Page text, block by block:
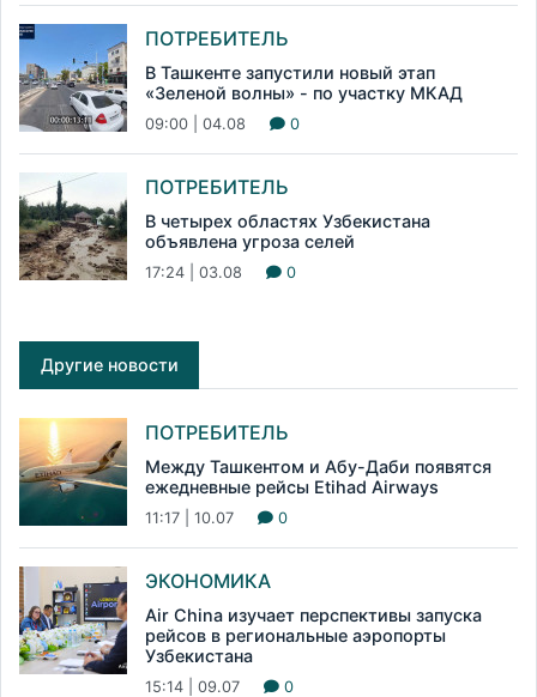
ПОТРЕБИТЕЛЬ
В Ташкенте запустили новый этап
«Зеленой волны» - по участку МКАД
09:00 | 04.08 0
ПОТРЕБИТЕЛЬ
В четырех областях Узбекистана
объявлена угроза селей
17:24 | 03.08 0
Другие новости
ПОТРЕБИТЕЛЬ
Между Ташкентом и Абу-Даби появятся
ежедневные рейсы Etihad Airways
11:17 | 10.07 0
ЭКОНОМИКА
Air China изучает перспективы запуска
рейсов в региональные аэропорты
Узбекистана
15:14 | 09.07 0